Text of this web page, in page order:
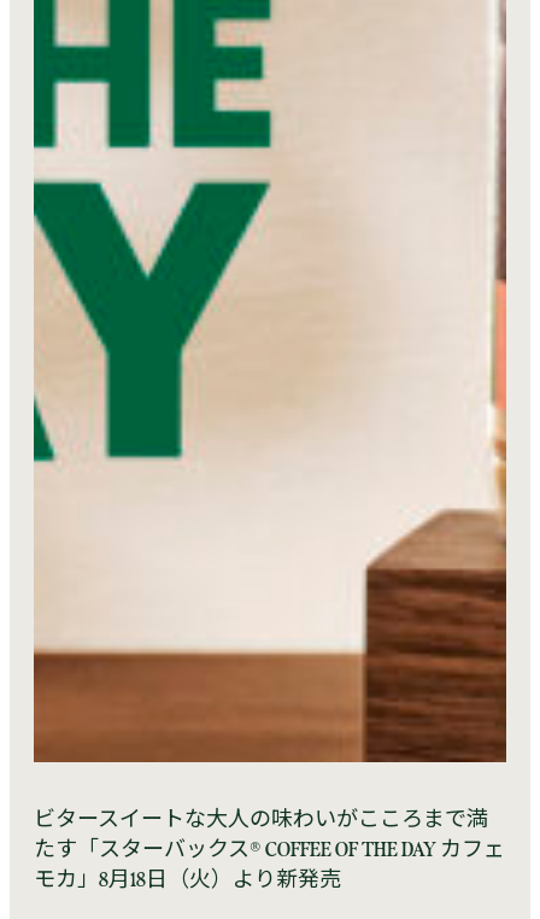
ビタースイートな大人の味わいがこころまで満
たす「スターバックス® COFFEE OF THE DAY カフェ
モカ」8月18日（火）より新発売